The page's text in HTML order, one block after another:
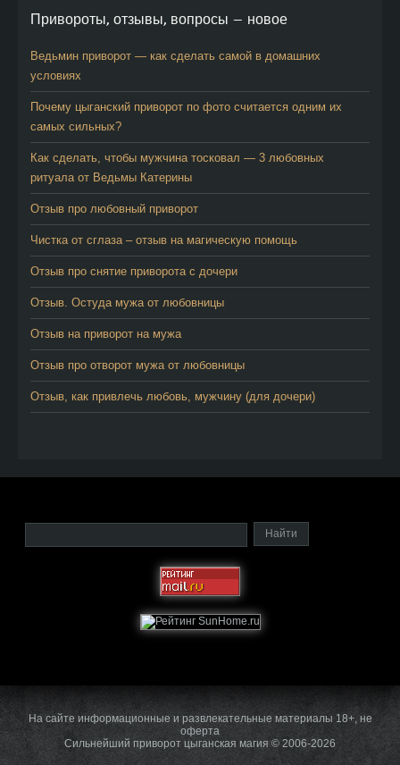
Привороты, отзывы, вопросы — новое
Ведьмин приворот — как сделать самой в домашних
условиях
Почему цыганский приворот по фото считается одним их
самых сильных?
Как сделать, чтобы мужчина тосковал — 3 любовных
ритуала от Ведьмы Катерины
Отзыв про любовный приворот
Чистка от сглаза – отзыв на магическую помощь
Отзыв про снятие приворота с дочери
Отзыв. Остуда мужа от любовницы
Отзыв на приворот на мужа
Отзыв про отворот мужа от любовницы
Отзыв, как привлечь любовь, мужчину (для дочери)
На сайте информационные и развлекательные материалы 18+, не
оферта
Сильнейший приворот цыганская магия © 2006-2026